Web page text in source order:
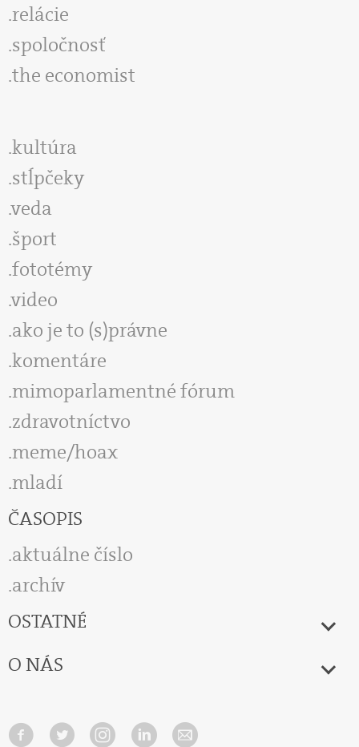
relácie
spoločnosť
the economist
kultúra
stĺpčeky
veda
šport
fototémy
video
ako je to (s)právne
komentáre
mimoparlamentné fórum
zdravotníctvo
meme/hoax
mladí
ČASOPIS
aktuálne číslo
archív
OSTATNÉ
O NÁS